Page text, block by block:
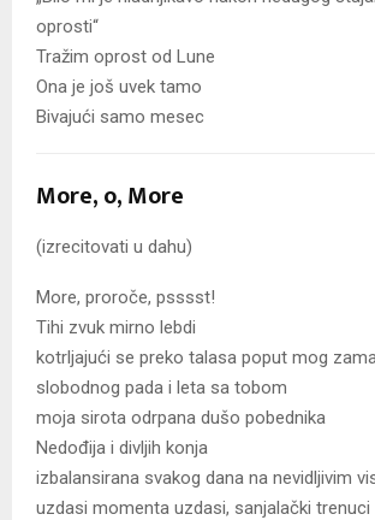
oprosti“
Tražim oprost od Lune
Ona je još uvek tamo
Bivajući samo mesec
More, o, More
(izrecitovati u dahu)
More, proroče, psssst!
Tihi zvuk mirno lebdi
kotrljajući se preko talasa poput mog
slobodnog pada i leta sa tobom
moja sirota odrpana dušo pobednika
Nedođija i divljih konja
izbalansirana svakog dana na nevidljivim
uzdasi momenta uzdasi, sanjalački trenuci